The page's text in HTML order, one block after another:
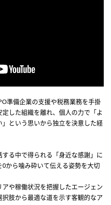
準備企業の支援や税務業務を手掛
した組織を離れ、個人の力で「よ
という思いから独立を決意した経
る中で得られる「身近な感謝」に
から噛み砕いて伝える姿勢を大切
や稼働状況を把握したエージェン
肢から最適な道を示す客観的なア